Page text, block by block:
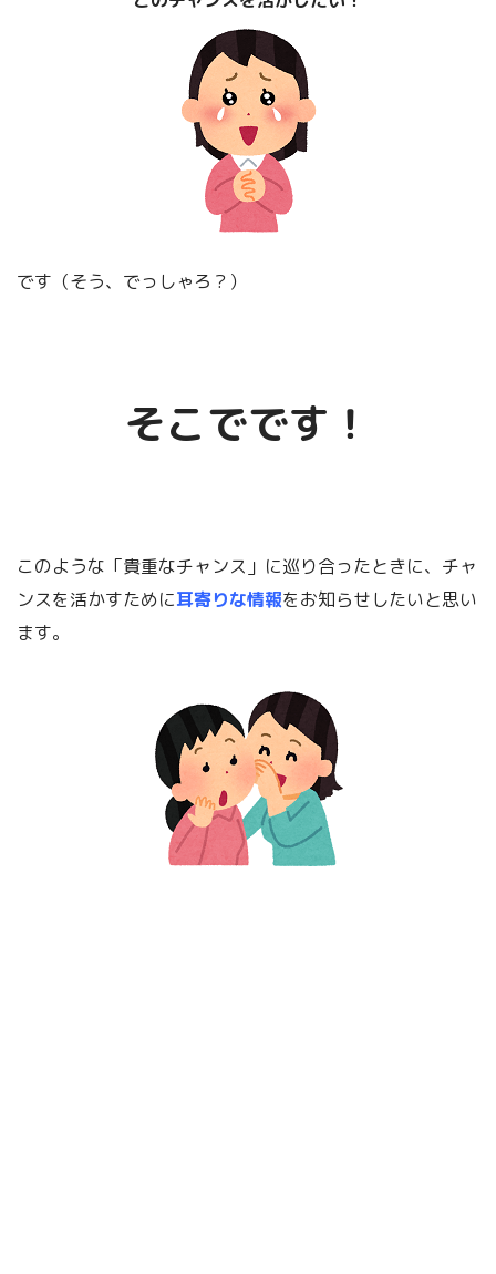
です（そう、でっしゃろ？）
そこでです！
このような「貴重なチャンス」に巡り合ったときに、チャ
ンスを活かすために耳寄りな情報をお知らせしたいと思い
ます。